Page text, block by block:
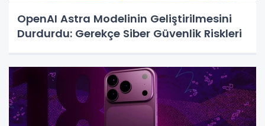
OpenAI Astra Modelinin Geliştirilmesini
Durdurdu: Gerekçe Siber Güvenlik Riskleri